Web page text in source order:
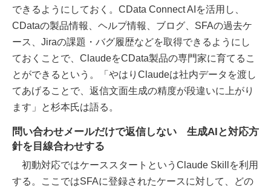
できるようにしておく。CData Connect AIを活用し、
CDataの製品情報、ヘルプ情報、ブログ、SFAの過去ケ
ース、Jiraの課題・バグ履歴などを取得できるようにし
ておくことで、ClaudeをCData製品の専門家に育てるこ
とができるという。「やはりClaudeは社内データを渡し
てあげることで、返信文面生成の精度が段違いに上がり
ます」と杉本氏は語る。
問い合わせメールだけで返信しない 生成AIと対応方
針を目線合わせする
初動対応ではケーススタートというClaude Skillを利用
する。ここではSFAに登録されたケースに対して、どの